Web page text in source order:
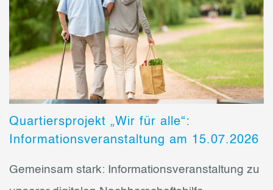
Quartiersprojekt „Wir für alle“:
Informationsveranstaltung am 15.07.2026
Gemeinsam stark: Informationsveranstaltung zu